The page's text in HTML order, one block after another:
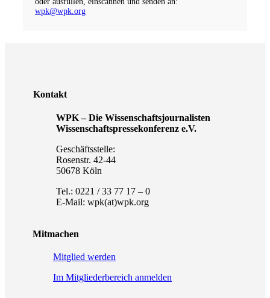
wpk@wpk.org
Kontakt
WPK – Die Wissenschaftsjournalisten
Wissenschaftspressekonferenz e.V.
Geschäftsstelle:
Rosenstr. 42-44
50678 Köln
Tel.: 0221 / 33 77 17 – 0
E-Mail: wpk(at)wpk.org
Mitmachen
Mitglied werden
Im Mitgliederbereich anmelden